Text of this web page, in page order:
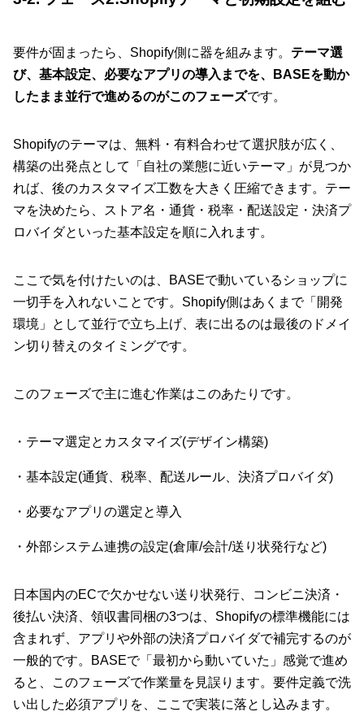
要件が固まったら、Shopify側に器を組みます。 テーマ選
び、基本設定、必要なアプリの導入までを、BASEを動か
したまま並行で進めるのがこのフェーズです。
Shopifyのテーマは、無料・有料合わせて選択肢が広く、
構築の出発点として「自社の業態に近いテーマ」が見つか
れば、後のカスタマイズ工数を大きく圧縮できます。テー
マを決めたら、ストア名・通貨・税率・配送設定・決済プ
ロバイダといった基本設定を順に入れます。
ここで気を付けたいのは、BASEで動いているショップに
一切手を入れないことです。Shopify側はあくまで「開発
環境」として並行で立ち上げ、表に出るのは最後のドメイ
ン切り替えのタイミングです。
このフェーズで主に進む作業はこのあたりです。
・テーマ選定とカスタマイズ(デザイン構築)
・基本設定(通貨、税率、配送ルール、決済プロバイダ)
・必要なアプリの選定と導入
・外部システム連携の設定(倉庫/会計/送り状発行など)
日本国内のECで欠かせない送り状発行、コンビニ決済・
後払い決済、領収書同梱の3つは、Shopifyの標準機能には
含まれず、アプリや外部の決済プロバイダで補完するのが
一般的です。BASEで「最初から動いていた」感覚で進め
ると、このフェーズで作業量を見誤ります。要件定義で洗
い出した必須アプリを、ここで実装に落とし込みます。